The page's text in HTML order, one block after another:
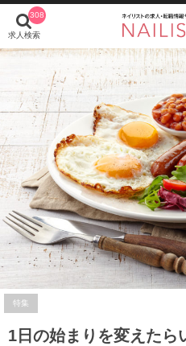
308
求人検索
特集
1日の始まりを変えたら